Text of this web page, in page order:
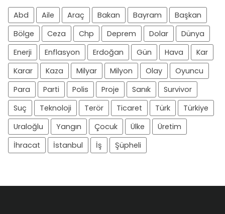
Abd Aile Araç Bakan Bayram
Başkan
Bölge
Ceza Chp Deprem Dolar
Dünya
Enerji
Enflasyon Erdoğan Gün Hava
Kar
Karar
Kaza Milyar Milyon Olay
Oyuncu
Para
Parti Polis Proje Sanık
Survivor
Suç
Teknoloji Terör Ticaret Türk
Türkiye
Uraloğlu
Yangın Çocuk Ülke
Üretim
İhracat
İstanbul İş Şüpheli